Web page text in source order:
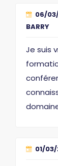
06/
BARRY
Je suis
01/